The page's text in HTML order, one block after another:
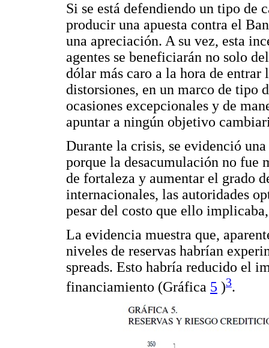
Si se está defendiendo un tipo de
producir una apuesta contra el
una apreciación. A su vez, esta
agentes se beneficiarán no solo
dólar más caro a la hora de
distorsiones, en un marco de tipo
ocasiones excepcionales y de
apuntar a ningún objetivo
Durante la crisis, se evidenció
porque la desacumulación no fue
de fortaleza y aumentar el grado
internacionales, las autoridades
pesar del costo que ello
La evidencia muestra que,
niveles de reservas habrían
spreads. Esto habría reducido el
financiamiento (Gráfica 5 )3.